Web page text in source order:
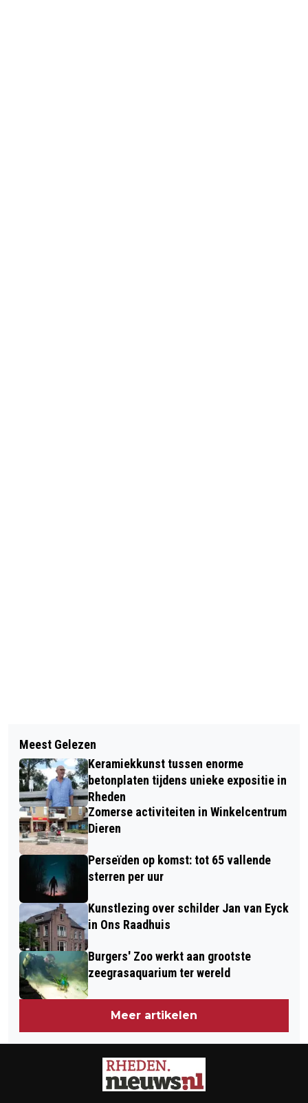
FOTOTENTOONSTELLING OVER
BIODIVERSITEIT VAN BLOEMEN,
VASTGELEGD DOOR INWONERS VAN
ROZENDAAL
PIANOCONCERT CHRISTIAN SANDERS
& BYRON YUE IN DE OUDE JAN
Meest Gelezen
Keramiekkunst tussen enorme
betonplaten tijdens unieke expositie in
Rheden
Zomerse activiteiten in Winkelcentrum
Dieren
Perseïden op komst: tot 65 vallende
sterren per uur
Kunstlezing over schilder Jan van Eyck
in Ons Raadhuis
Burgers' Zoo werkt aan grootste
zeegrasaquarium ter wereld
Meer artikelen